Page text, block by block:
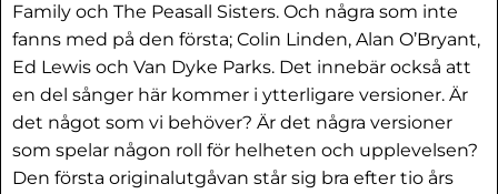
Family och The Peasall Sisters. Och några som inte
fanns med på den första; Colin Linden, Alan O’Bryant,
Ed Lewis och Van Dyke Parks. Det innebär också att
en del sånger här kommer i ytterligare versioner. Är
det något som vi behöver? Är det några versioner
som spelar någon roll för helheten och upplevelsen?
Den första originalutgåvan står sig bra efter tio års